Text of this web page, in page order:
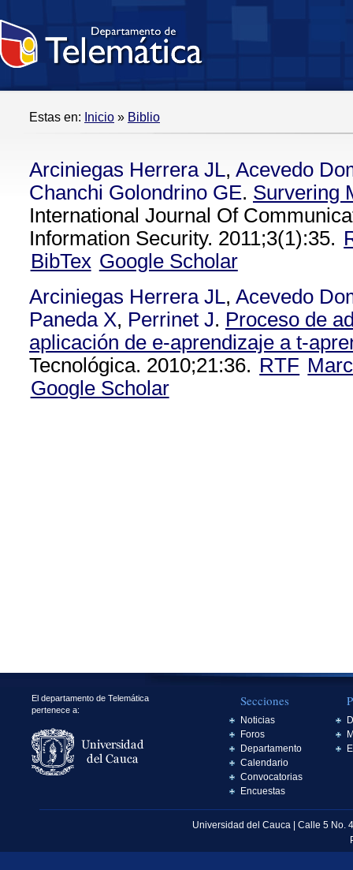
Estas en: Inicio » Biblio
Arciniegas Herrera JL, Acevedo
Chanchi Golondrino GE. Survering
International Journal Of
Information Security. 2011;3(1):35.
BibTex Google Scholar
Arciniegas Herrera JL, Acevedo
Paneda X, Perrinet J. Proceso de
aplicación de e-aprendizaje a t-
Tecnológica. 2010;21:36. RTF
Google Scholar
El departamento de Telemática
pertenece a:
Secciones
Noticias
Foros
Departamento
Calendario
Convocatorias
Encuestas
Universidad del Cauca | Calle 5 No.